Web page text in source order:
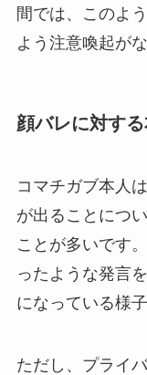
間では、このよ
よう注意喚起が
顔バレに対す
コマチガブ本人
が出ることにつ
ことが多いです
ったような発言
になっている様
ただし、プライ